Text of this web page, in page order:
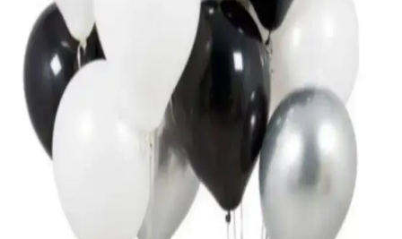
ve parlak detaylarıyla düğün ve bekarlığa veda partilerinize zarif bir
atmosfer sağlar.
Parti Balonları Karşılaştırması: Büyük ve Minik
Folyo Balonların Özellikleri ve Kullanım İpuçları
Büyük 100 cm gold balon ile minik 25 cm setin özelliklerini ve
kullanıcı yorumlarını karşılaştırıyoruz. Dekorasyon için ideal
seçimler ve kullanım ipuçlarıyla özel günlerinize şıklık katın.
ASİMEL TASARIM ve Genel Markalar Düğün
Süsü Karşılaştırması